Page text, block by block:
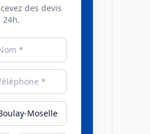
des devis
24h.